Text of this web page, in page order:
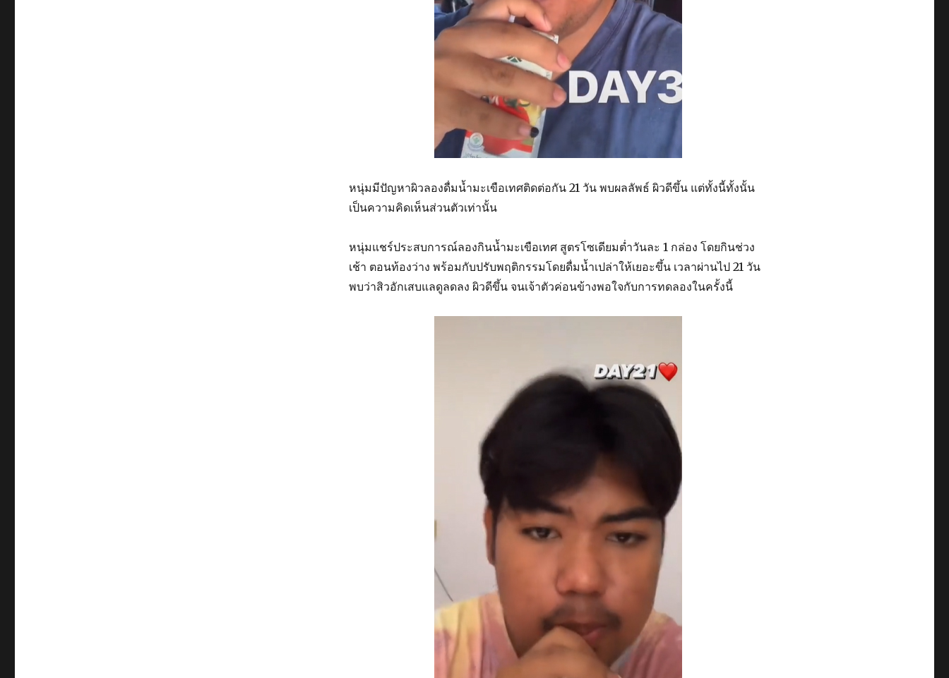
หนุ่มมีปัญหาผิวลองดื่มน้ำมะเขือเทศติดต่อกัน 21 วัน พบผลลัพธ์ ผิวดีขึ้น แต่ทั้งนี้ทั้งนั้น
เป็นความคิดเห็นส่วนตัวเท่านั้น
หนุ่มแชร์ประสบการณ์ลองกินน้ำมะเขือเทศ สูตรโซเดียมต่ำวันละ 1 กล่อง โดยกินช่วง
เช้า ตอนท้องว่าง พร้อมกับปรับพฤติกรรมโดยดื่มน้ำเปล่าให้เยอะขึ้น เวลาผ่านไป 21 วัน
พบว่าสิวอักเสบแลดูลดลง ผิวดีขึ้น จนเจ้าตัวค่อนข้างพอใจกับการทดลองในครั้งนี้